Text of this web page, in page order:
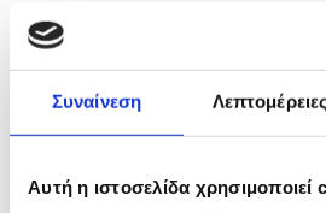
Συναίνεση Λεπτομέρειες
Αυτή η ιστοσελίδα χρησιμοποιεί
πριν 22 λεπτά
Οι αρχές στην Ισπανία έλεγξαν
ανταλλαγές...